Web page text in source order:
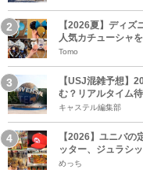
【2026夏】ディズ
人気カチューシャ
Tomo
【USJ混雑予想】
む？リアルタイム
キャステル編集部
【2026】ユニバ
ッター、ジュラシ
めっち